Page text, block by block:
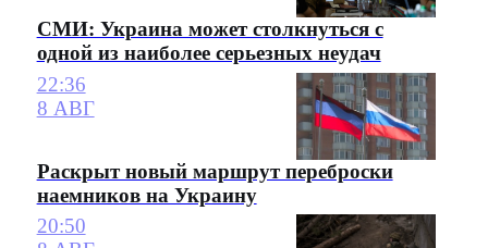
СМИ: Украина может столкнуться с
одной из наиболее серьезных неудач
22:36
8 АВГ
Раскрыт новый маршрут переброски
наемников на Украину
20:50